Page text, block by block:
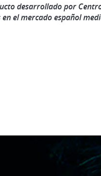
desarrollado por
el mercado español